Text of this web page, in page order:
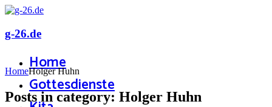
g-26.de
Home
Gottesdienste
HomeHolger Huhn
Posts in category: Holger Huhn